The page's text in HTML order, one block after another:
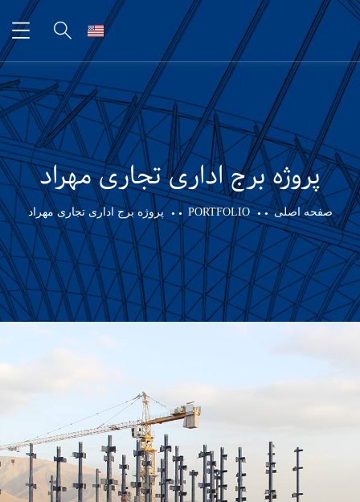
پروژه برج اداری تجاری مهراد
صفحه اصلی PORTFOLIO پروژه برج اداری تجاری مهراد